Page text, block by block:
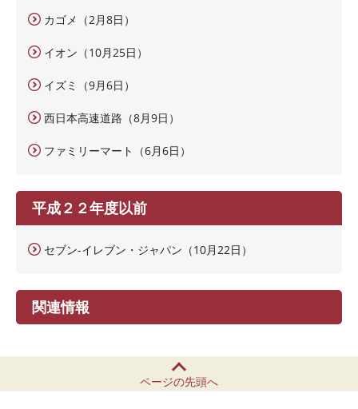
カゴメ（2月8日）
イオン（10月25日）
イズミ（9月6日）
西日本高速道路（8月9日）
ファミリーマート（6月6日）
平成２２年度以前
セブン-イレブン・ジャパン（10月22日）
関連情報
ページの先頭へ